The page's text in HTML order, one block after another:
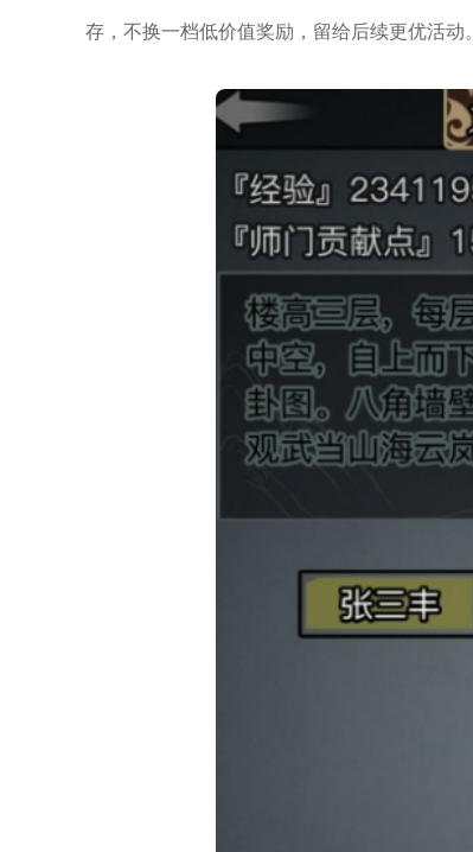
存，不换一档低价值奖励，留给后续更优活动。